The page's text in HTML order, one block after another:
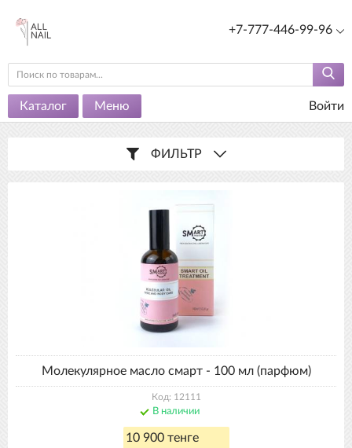
+7-777-446-99-96
Каталог Меню Войти
ФИЛЬТР
Молекулярное масло смарт - 100 мл (парфюм)
Код: 12111
В наличии
10 900 тенге